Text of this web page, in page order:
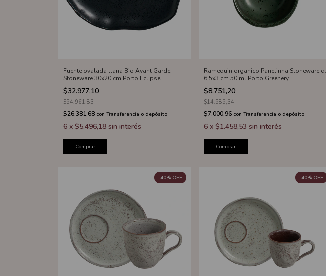
Fuente ovalada llana Bio Avant Garde
Stoneware 30x20 cm Porto Eclipse
$32.977,10
$54.961,83
$26.381,68 con Transferencia o depósito
6 x $5.496,18 sin interés
Comprar
Ramequin organico Panelinha Stoneware d.
6,5x3 cm 50 ml Porto Greenery
$8.751,20
$14.585,34
$7.000,96 con Transferencia o depósito
6 x$1.458,53 sin interés
Comprar
-40% OFF -40% OFF